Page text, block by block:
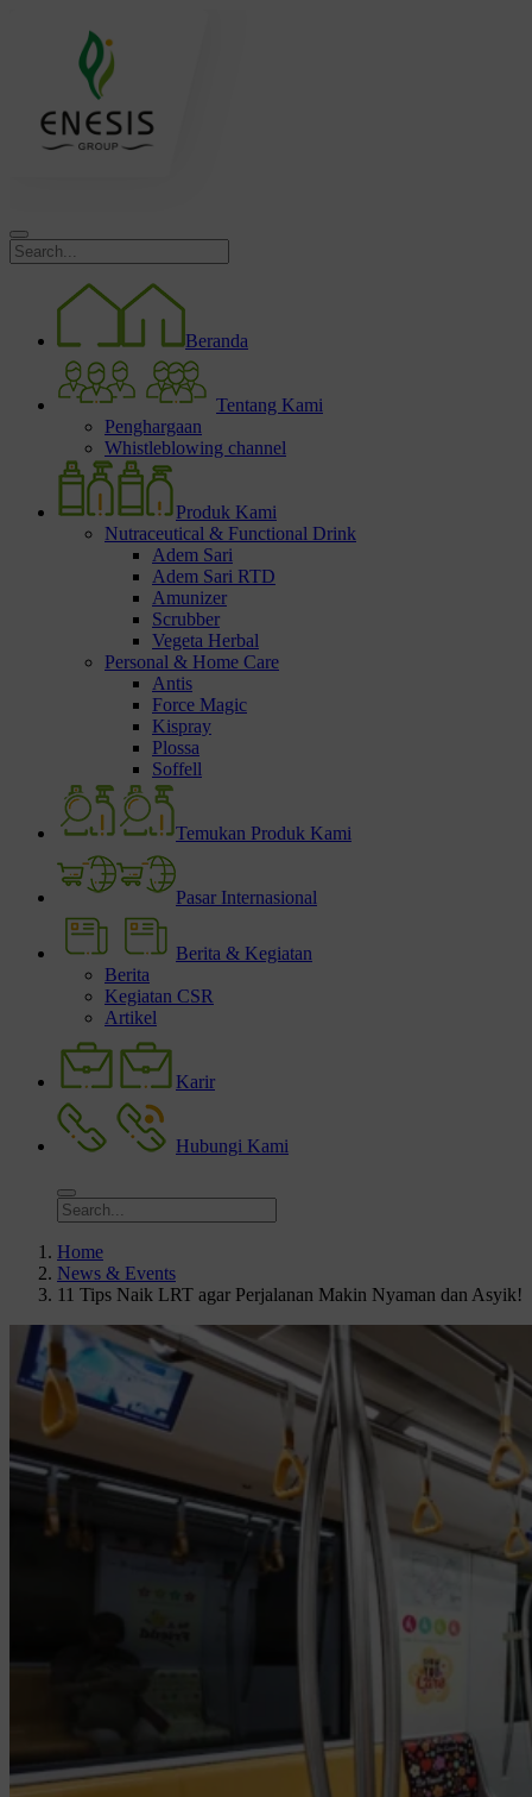
Beranda
Tentang Kami
Penghargaan
Whistleblowing channel
Produk Kami
Nutraceutical & Functional Drink
Adem Sari
Adem Sari RTD
Amunizer
Scrubber
Vegeta Herbal
Personal & Home Care
Antis
Force Magic
Kispray
Plossa
Soffell
Temukan Produk Kami
Pasar Internasional
Berita & Kegiatan
Berita
Kegiatan CSR
Artikel
Karir
Hubungi Kami
Home
News & Events
11 Tips Naik LRT agar Perjalanan Makin Nyaman dan Asyik!